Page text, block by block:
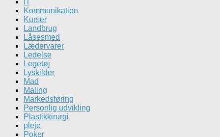
IT
Kommunikation
Kurser
Landbrug
Låsesmed
Lædervarer
Ledelse
Legetøj
Lyskilder
Mad
Maling
Markedsføring
Personlig udvikling
Plastikkirurgi
pleje
Poker